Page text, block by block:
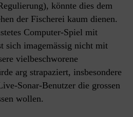
könnte dies dem
der Fischerei kaum dienen.
Computer-Spiel mit
sich imagemässig nicht mit
vielbeschworene
arg strapaziert, insbesondere
Sonar-Benutzer die grossen
wollen.